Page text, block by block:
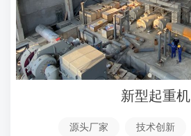
新型起重机
源头厂家 技术创新